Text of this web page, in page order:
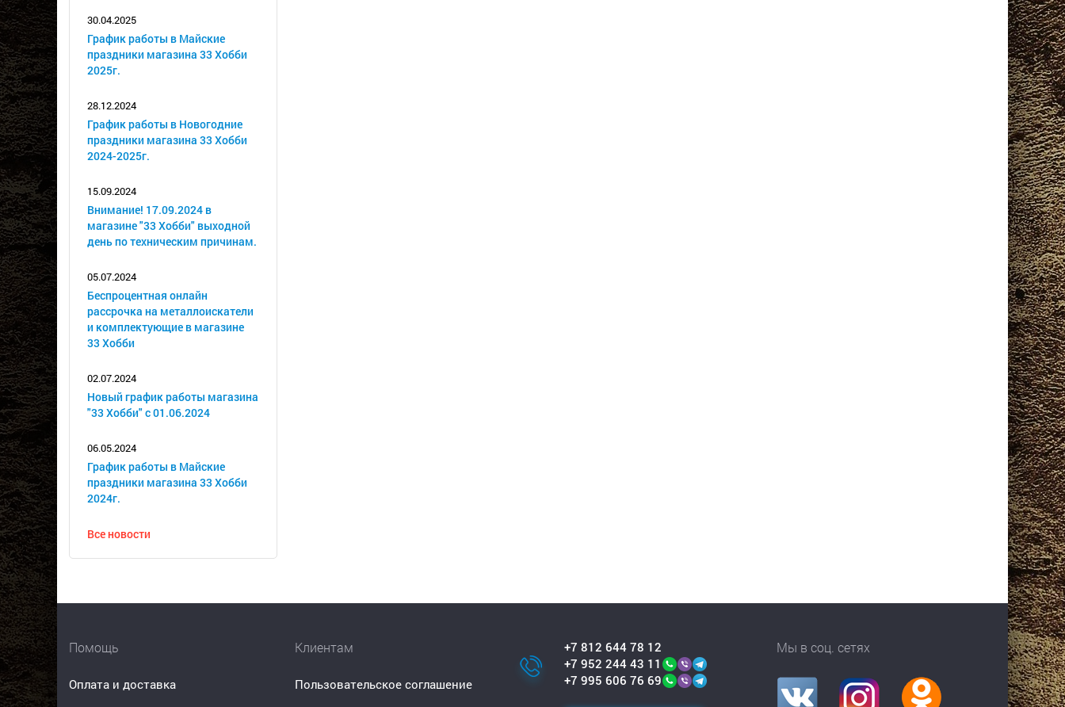
30.04.2025
График работы в Майские
праздники магазина 33 Хобби
2025г.
28.12.2024
График работы в Новогодние
праздники магазина 33 Хобби
2024-2025г.
15.09.2024
Внимание! 17.09.2024 в
магазине "33 Хобби" выходной
день по техническим причинам.
05.07.2024
Беспроцентная онлайн
рассрочка на металлоискатели
и комплектующие в магазине
33 Хобби
02.07.2024
Новый график работы магазина
"33 Хобби" с 01.06.2024
06.05.2024
График работы в Майские
праздники магазина 33 Хобби
2024г.
Все новости
Помощь
Оплата и доставка
Клиентам
Пользовательское соглашение
+7 812 644 78 12
+7 952 244 43 11
+7 995 606 76 69
Мы в соц. сетях